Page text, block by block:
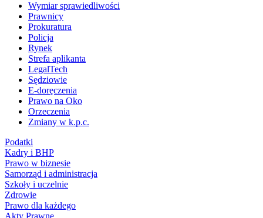
Wymiar sprawiedliwości
Prawnicy
Prokuratura
Policja
Rynek
Strefa aplikanta
LegalTech
Sędziowie
E-doręczenia
Prawo na Oko
Orzeczenia
Zmiany w k.p.c.
Podatki
Kadry i BHP
Prawo w biznesie
Samorząd i administracja
Szkoły i uczelnie
Zdrowie
Prawo dla każdego